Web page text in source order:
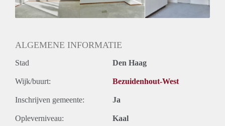
Geslacht huisgenoten: N.v.t.
ALGEMENE INFORMATIE
Stad Den Haag
Wijk/buurt: Bezuidenhout-West
Inschrijven gemeente: Ja
Opleverniveau: Kaal